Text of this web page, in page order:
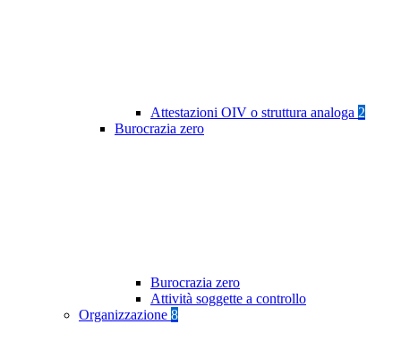
Attestazioni OIV o struttura analoga 2
Burocrazia zero
Burocrazia zero
Attività soggette a controllo
Organizzazione 8